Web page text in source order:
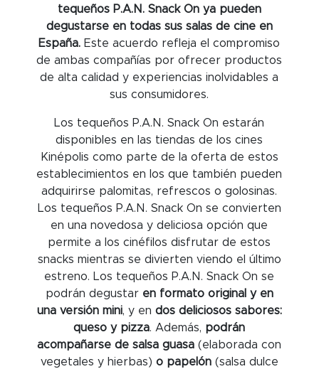
tequeños P.A.N. Snack On ya pueden
degustarse en todas sus salas de cine en
España. Este acuerdo refleja el compromiso
de ambas compañías por ofrecer productos
de alta calidad y experiencias inolvidables a
sus consumidores.
Los tequeños P.A.N. Snack On estarán
disponibles en las tiendas de los cines
Kinépolis como parte de la oferta de estos
establecimientos en los que también pueden
adquirirse palomitas, refrescos o golosinas.
Los tequeños P.A.N. Snack On se convierten
en una novedosa y deliciosa opción que
permite a los cinéfilos disfrutar de estos
snacks mientras se divierten viendo el último
estreno. Los tequeños P.A.N. Snack On se
podrán degustaren formato original y en
una versión mini, y en dos deliciosos sabores:
queso y pizza. Además, podrán
acompañarse de salsa guasa(elaborada con
vegetales y hierbas) o papelón(salsa dulce